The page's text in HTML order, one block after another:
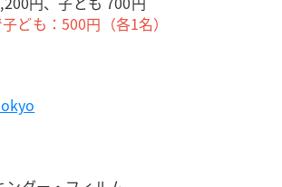
ども：500円（各1名）